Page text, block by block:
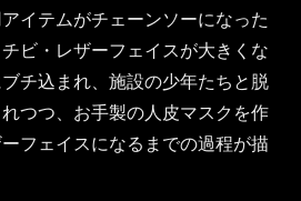
イテムがチェーンソーになった
ビ・レザーフェイスが大きくな
チ込まれ、施設の少年たちと脱
つつ、お手製の人皮マスクを作
フェイスになるまでの過程が描